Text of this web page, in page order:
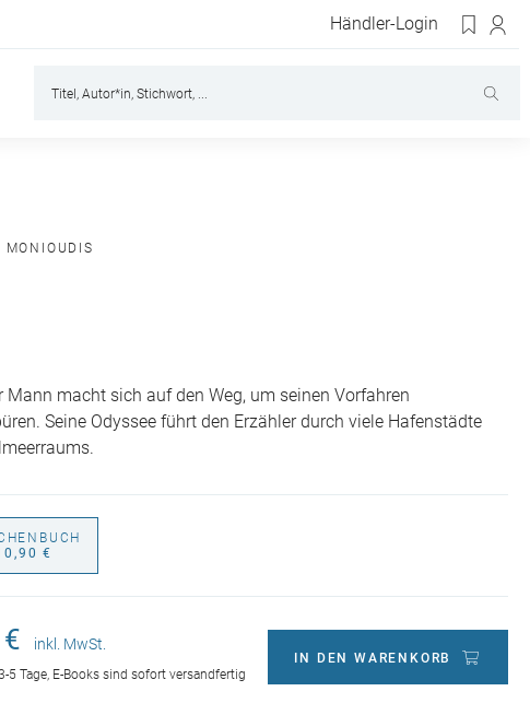
Händler-Login
MONIOUDIS
Mann macht sich auf den Weg, um seinen Vorfahren
Seine Odyssee führt den Erzähler durch viele Hafenstädte
€
inkl. MwSt.
5 Tage, E-Books sind sofort versandfertig
IN DEN WARENKORB